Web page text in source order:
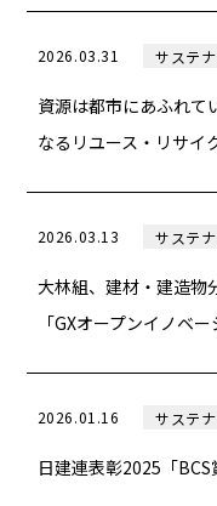
2026.03.31 サステ
資源は都市にあふれて
なるリユース・リサイ
2026.03.13 サステ
大林組、建材・建造物
「GXオープンイノベ
2026.01.16 サステ
日建連表彰2025「